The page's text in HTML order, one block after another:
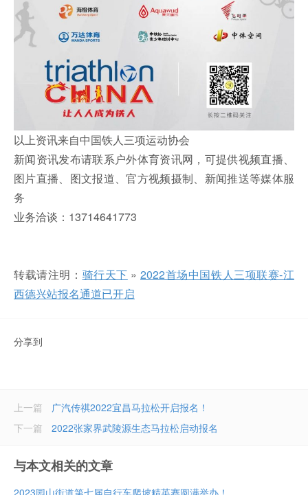
以上资讯来自中国铁人三项运动协会
新闻资讯发布请联系户外体育资讯网，可提供视频直播、
图片直播、图文报道、官方视频摄制、新闻推送等媒体服
务
业务洽谈：13714641773
转载请注明： 骑行天下 »2022首场中国铁人三项联赛-江
西德兴站报名通道已开启
分享到
上一篇
广汽传祺2022宜昌马拉松开启报名！
2022张家界武陵源生态马拉松启动报名
下一篇
与本文相关的文章
2023园山街道第七届自行车爬坡精英赛圆满举办！